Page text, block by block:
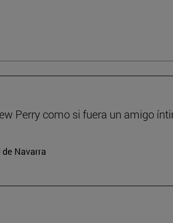
Perry como si fuera un amigo
Navarra